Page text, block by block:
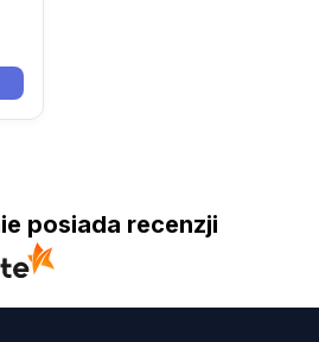
posiada recenzji